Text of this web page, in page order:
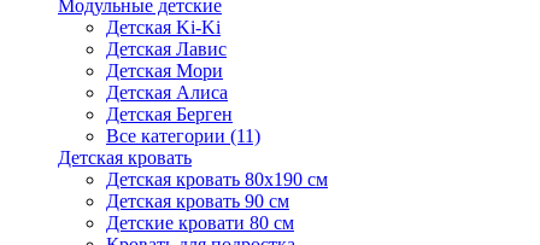
Модульные детские
Детская Ki-Ki
Детская Лавис
Детская Мори
Детская Алиса
Детская Берген
Все категории (11)
Детская кровать
Детская кровать 80х190 см
Детская кровать 90 см
Детские кровати 80 см